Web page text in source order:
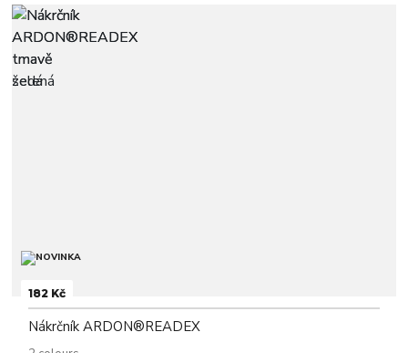
182 Kč
Nákrčník ARDON®READEX